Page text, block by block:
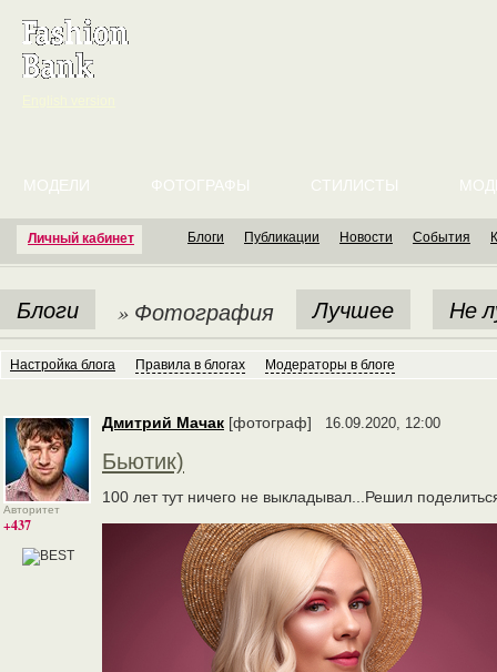
Личный кабинет
МОДЕЛИ ФОТОГРАФЫ СТИЛИСТЫ
Блоги Публикации Новости События
Блоги » Фотография Лучшее Не
Настройка блога Правила в блогах Модераторы в блоге
Авторитет
+437
Дмитрий Мачак [фотограф] 16.09.2020, 12:00
Бьютик)
100 лет тут ничего не выкладывал...Решил